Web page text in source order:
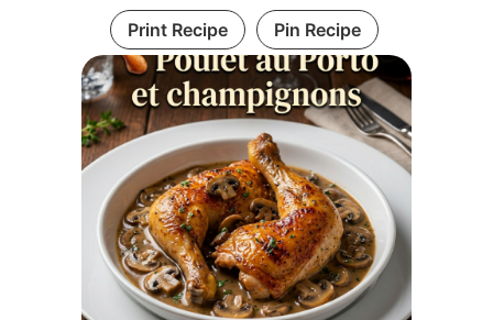
Print Recipe Pin Recipe